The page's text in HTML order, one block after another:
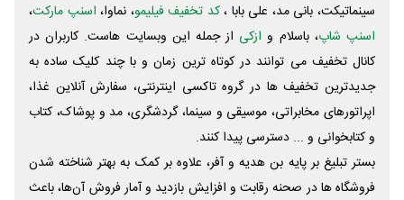
سینماتیکت، بانی مد، علی‌ بابا ،کد تخفیف فیلیمو، نماوا، اسنپ مارکت،
اسنپ شاپ، باسلام و ازکی از جمله این وبسایت ‌هاست. کاربران در
کانال تخفیف می توانند در کوتاه ترین زمان و با چند کلیک ساده به
جدیدترین تخفیف ها در گروه تاکسی اینترنتی، سفارش آنلاین غذا،
اپراتورهای مخابراتی، موسیقی و سینما، گردشگری، مد و پوشاک، کتاب
و کتابخوانی و ... دسترسی پیدا کنند.
بستر تبلیغ بر پایه بن هدیه و آفر، علاوه بر کمک به بهتر شناخته شدن
فروشگاه ها در صحنه رقابت و افزایش بازدید و آمار فروش آن‌ها، باعث